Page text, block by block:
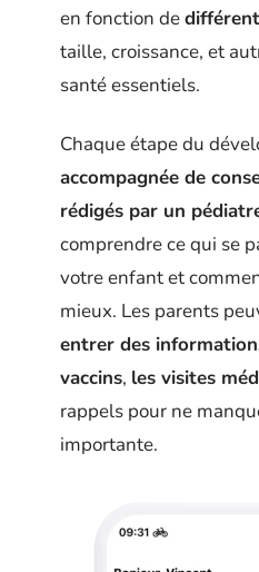
en fonction de
taille, croissance, et
santé essentiels.
Chaque étape du
accompagnée de
rédigés par un
comprendre ce qui se
votre enfant et
mieux. Les parents
entrer des
vaccins, les visites
rappels pour ne
importante.